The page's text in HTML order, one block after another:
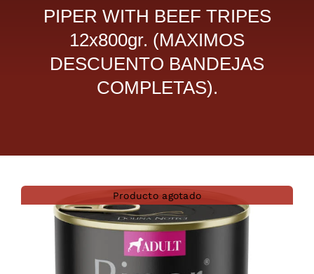
PIPER WITH BEEF TRIPES
12x800gr. (MAXIMOS
DESCUENTO BANDEJAS
COMPLETAS).
Producto agotado